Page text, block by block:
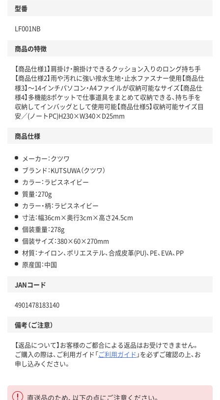
型番
LF001NB
商品の特徴
【商品仕様1】肩掛け・腕掛けできるクッション入りのロング持ち手
【商品仕様2】雨や汚れに強い撥水生地・止水ファスナー使用【商品仕
様3】～14インチパソコン・A4ファイルが収納可能なサイズ【商品仕
様4】多機能8ポケットで仕事道具をまとめて収納できる、持ち手を
収納してインバッグとして使用可能【商品仕様5】収納可能サイズ目
安／(ノートPC)H230×W340×D25mm
商品仕様
メーカー：クツワ
ブランド：KUTSUWA（クツワ）
カラー：ラピスネイビー
質量：270g
カラー・柄：ラピスネイビー
寸法：幅36cm×奥行3cm×高さ24.5cm
個装重量：278g
個装サイズ：380×60×270mm
材質：ナイロン、ポリエステル、合成皮革(PU)、PE、EVA、PP
原産国：中国
JANコード
4901478183140
備考（ご注意）
【返品について】お客様のご都合による返品はお受けできません。
ご購入の際は、ご利用ガイド「ご利用ガイド 」を必ずご確認の上、お
申し込みください。
直送品のため、以下の点にご注意ください。